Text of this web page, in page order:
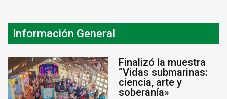
Información General
Finalizó la muestra
“Vidas submarinas:
ciencia, arte y
soberanía»